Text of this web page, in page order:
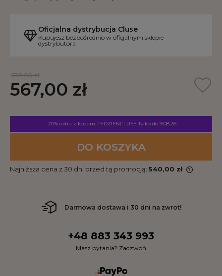
Oficjalna dystrybucja Cluse
Kupujesz bezpośrednio w oficjalnym sklepie
dystrybutora
-20% extra z kodem: TYDZIENCLUSE Tylko do 9.08.26
630,00 zł
567,00 zł
DO KOSZYKA
Najniższa cena z 30 dni przed tą promocją: 540,00 zł
Darmowa dostawa i 30 dni na zwrot!
+48 883 343 993
Masz pytania? Zadzwoń